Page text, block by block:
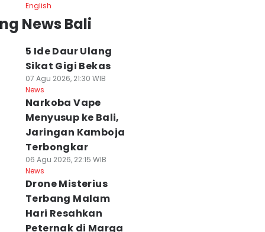
English
News Bali
5 Ide Daur Ulang
Sikat Gigi Bekas
07 Agu 2026, 21:30 WIB
News
Narkoba Vape
Menyusup ke Bali,
Jaringan Kamboja
Terbongkar
06 Agu 2026, 22:15 WIB
News
Drone Misterius
Terbang Malam
Hari Resahkan
Peternak di Marga